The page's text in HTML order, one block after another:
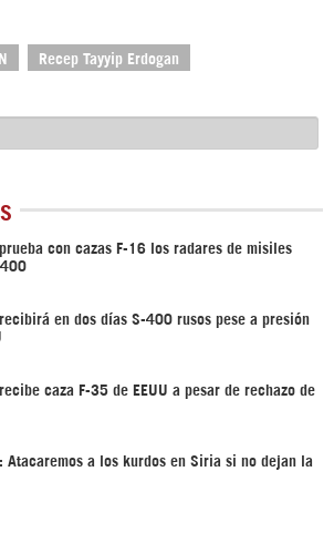
Recep Tayyip Erdogan
con cazas F-16 los radares de misiles
400
en dos días S-400 rusos pese a presión
caza F-35 de EEUU a pesar de rechazo de
Atacaremos a los kurdos en Siria si no dejan la